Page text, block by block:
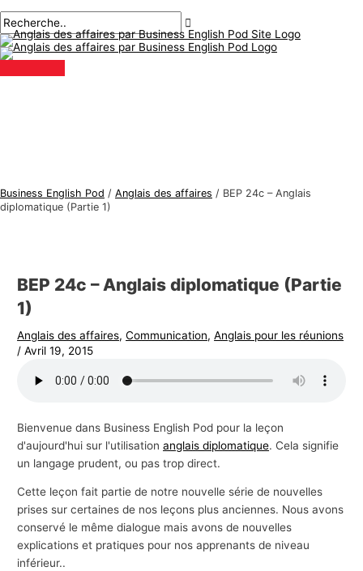
au
contenu
principal
Business English Pod / Anglais des affaires / BEP 24c – Anglais
diplomatique (Partie 1)
BEP 24c – Anglais diplomatique (Partie
1)
Anglais des affaires,Communication,Anglais pour les réunions
/Avril 19, 2015
Bienvenue dans Business English Pod pour la leçon
d'aujourd'hui sur l'utilisationanglais diplomatique. Cela signifie
un langage prudent, ou pas trop direct.
Cette leçon fait partie de notre nouvelle série de nouvelles
prises sur certaines de nos leçons plus anciennes. Nous avons
conservé le même dialogue mais avons de nouvelles
explications et pratiques pour nos apprenants de niveau
inférieur..
des
articles
ici..
mail*
S
u
j
e
n
i
s
d
e
f
f
a
i
r
e
s
R
e
c
h
r